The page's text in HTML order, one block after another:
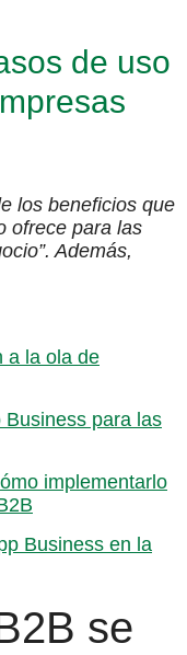
de uso
los beneficios que
ofrece para las
Además,
a la ola de
para las
implementarlo
Business en la
se